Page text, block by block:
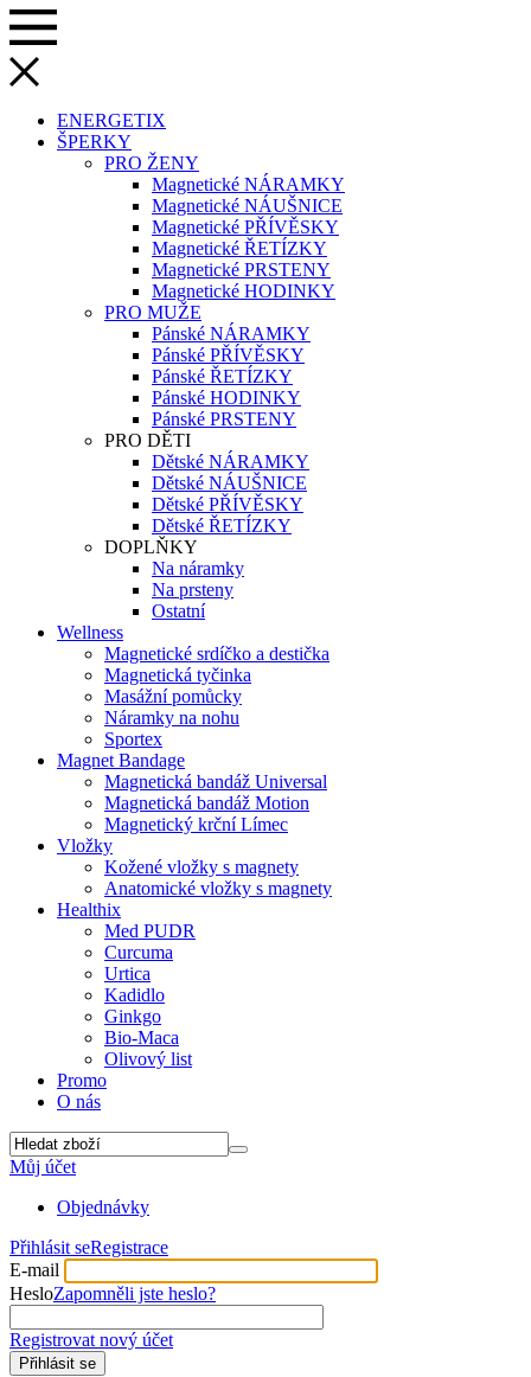
ENERGETIX
ŠPERKY
PRO ŽENY
Magnetické NÁRAMKY
Magnetické NÁUŠNICE
Magnetické PŘÍVĚSKY
Magnetické ŘETÍZKY
Magnetické PRSTENY
Magnetické HODINKY
PRO MUŽE
Pánské NÁRAMKY
Pánské PŘÍVĚSKY
Pánské ŘETÍZKY
Pánské HODINKY
Pánské PRSTENY
PRO DĚTI
Dětské NÁRAMKY
Dětské NÁUŠNICE
Dětské PŘÍVĚSKY
Dětské ŘETÍZKY
DOPLŇKY
Na náramky
Na prsteny
Ostatní
Wellness
Magnetické srdíčko a destička
Magnetická tyčinka
Masážní pomůcky
Náramky na nohu
Sportex
Magnet Bandage
Magnetická bandáž Universal
Magnetická bandáž Motion
Magnetický krční Límec
Vložky
Kožené vložky s magnety
Anatomické vložky s magnety
Healthix
Med PUDR
Curcuma
Urtica
Kadidlo
Ginkgo
Bio-Maca
Olivový list
Promo
O nás
Můj účet
Objednávky
Přihlásit seRegistrace
E-mail
HesloZapomněli jste heslo?
Registrovat nový účet
Přihlásit se